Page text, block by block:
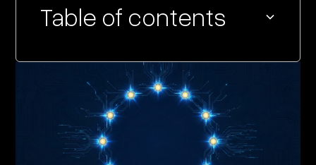
Table of contents
Heading 4